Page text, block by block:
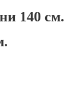
140 см.